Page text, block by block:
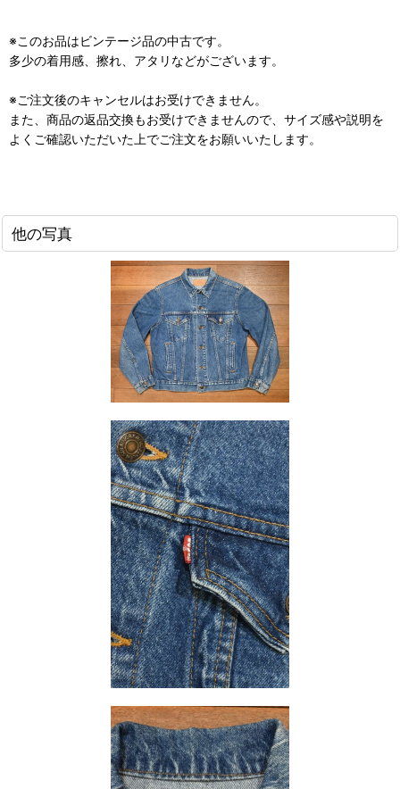
※このお品はビンテージ品の中古です。
多少の着用感、擦れ、アタリなどがございます。
※ご注文後のキャンセルはお受けできません。
また、商品の返品交換もお受けできませんので、サイズ感や説明を
よくご確認いただいた上でご注文をお願いいたします。
他の写真